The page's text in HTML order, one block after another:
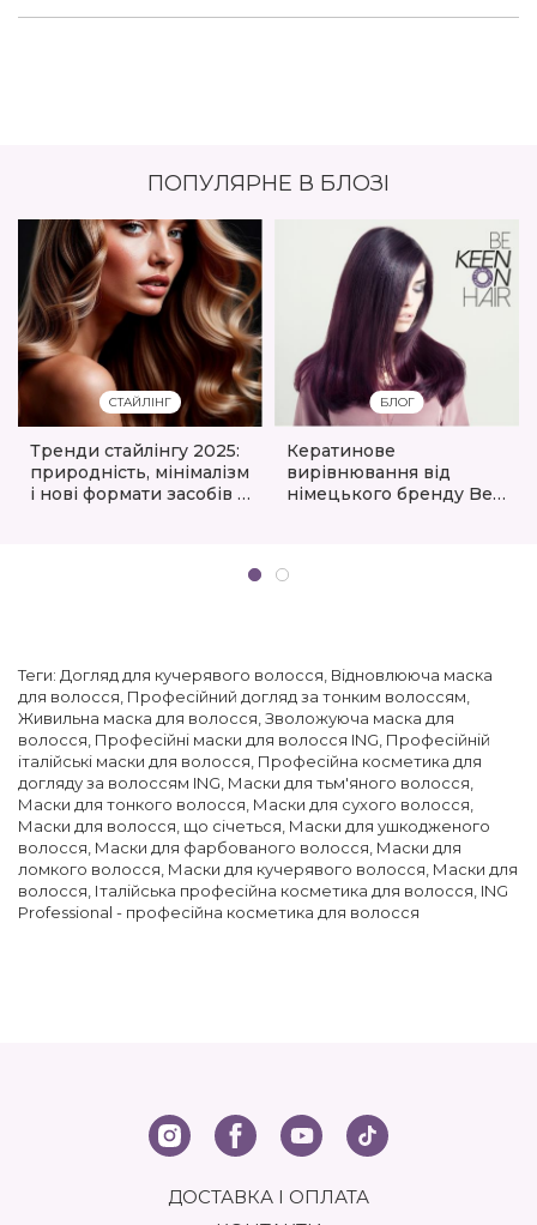
ПОПУЛЯРНЕ В БЛОЗІ
СТАЙЛІНГ
Тренди стайлінгу 2025:
природність, мінімалізм
і нові формати засобів в
БЛОГ
Кератинове
вирівнювання від
німецького бренду Be
Теги: Догляд для кучерявого волосся, Відновлююча маска
для волосся, Професійний догляд за тонким волоссям,
Живильна маска для волосся,Зволожуюча маска для
волосся, Професійні маски для волосся ING, Професійній
італійські маски для волосся, Професійна косметика для
догляду за волоссям ING, Маски для тьм'яного волосся,
Маски для тонкого волосся, Маски для сухого волосся,
Маски для волосся, що січеться, Маски для ушкодженого
волосся, Маски для фарбованого волосся, Маски для
ломкого волосся, Маски для кучерявого волосся, Маски для
волосся, Італійська професійна косметика для волосся, ING
Professional - професійна косметика для волосся
ДОСТАВКА І ОПЛАТА